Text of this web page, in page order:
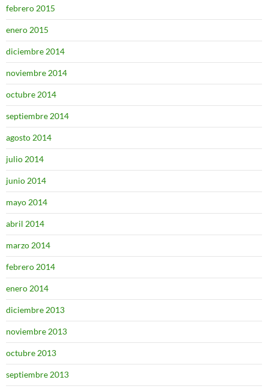
febrero 2015
enero 2015
diciembre 2014
noviembre 2014
octubre 2014
septiembre 2014
agosto 2014
julio 2014
junio 2014
mayo 2014
abril 2014
marzo 2014
febrero 2014
enero 2014
diciembre 2013
noviembre 2013
octubre 2013
septiembre 2013